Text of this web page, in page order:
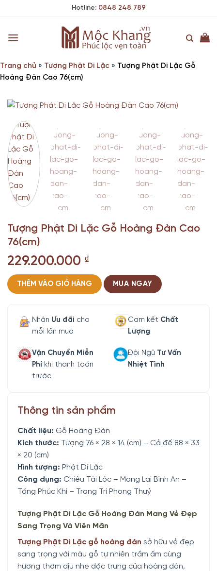
Hotline: 0848 248 789
Trang chủ » Tượng Phật Di Lặc » Tượng Phật Di Lặc Gỗ
Hoàng Đàn Cao 76(cm)
Tượng Phật Di Lặc Gỗ Hoàng Đàn Cao
76(cm)
229.200.000 ₫
THÊM VÀO GIỎ HÀNG MUA NGAY
Nhận Ưu đãi cho
mỗi lần mua
Cam kết Chất
Lượng
Vận Chuyển Miễn
Phí khi thanh toán
trước
Đội Ngũ Tư Vấn
Nhiệt Tình
Thông tin sản phẩm
Chất liệu: Gỗ Hoàng Đàn
Kích thước: Tượng 76 × 28 × 14 (cm) – Cả đế 88 × 33
× 20 (cm)
Hình tượng: Phật Di Lặc
Công dụng: Chiêu Tài Lộc – Mang Lại Bình An –
Tăng Phúc Khí – Trang Trí Phong Thuỷ
Tượng Phật Di Lặc Gỗ Hoàng Đàn Mang Vẻ Đẹp
Sang Trọng Và Viên Mãn
Tượng Phật Di Lặc gỗ hoàng đàn sở hữu vẻ đẹp
sang trọng với màu gỗ tự nhiên trầm ấm cùng
hương thơm dịu nhẹ đặc trưng của hoàng đàn,